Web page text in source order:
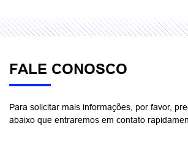
FALE CONOSCO
Para solicitar mais informações, por favor,
abaixo que entraremos em contato